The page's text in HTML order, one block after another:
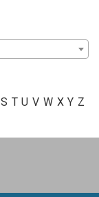
S T U V W X Y Z